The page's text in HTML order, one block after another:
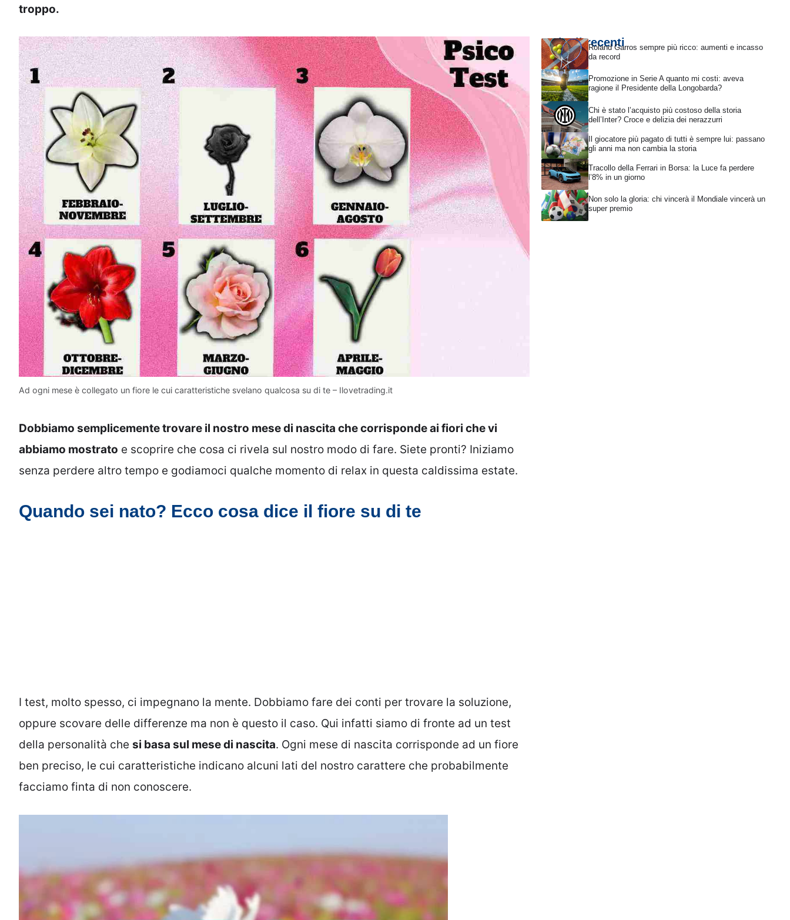
troppo.
Ad ogni mese è collegato un fiore le cui caratteristiche svelano qualcosa su di te – Ilovetrading.it
Dobbiamo semplicemente trovare il nostro mese di nascita che corrisponde ai fiori che vi
abbiamo mostrato e scoprire che cosa ci rivela sul nostro modo di fare. Siete pronti? Iniziamo
senza perdere altro tempo e godiamoci qualche momento di relax in questa caldissima estate.
Quando sei nato? Ecco cosa dice il fiore su di te
I test, molto spesso, ci impegnano la mente. Dobbiamo fare dei conti per trovare la soluzione,
oppure scovare delle differenze ma non è questo il caso. Qui infatti siamo di fronte ad un test
della personalità che si basa sul mese di nascita. Ogni mese di nascita corrisponde ad un fiore
ben preciso, le cui caratteristiche indicano alcuni lati del nostro carattere che probabilmente
facciamo finta di non conoscere.
Articoli recentiRoland Garros sempre più ricco: aumenti e incasso
da record
Promozione in Serie A quanto mi costi: aveva
ragione il Presidente della Longobarda?
Chi è stato l’acquisto più costoso della storia
dell’Inter? Croce e delizia dei nerazzurri
Il giocatore più pagato di tutti è sempre lui: passano
gli anni ma non cambia la storia
Tracollo della Ferrari in Borsa: la Luce fa perdere
l’8% in un giorno
Non solo la gloria: chi vincerà il Mondiale vincerà un
super premio